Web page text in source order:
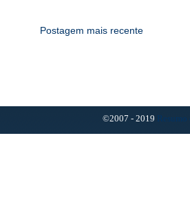
Postagem mais recente
©2007 - 2019